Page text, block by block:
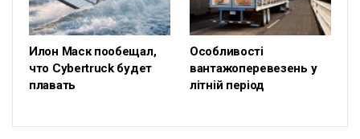
Илон Маск пообещал,
что Cybertruck будет
плавать
Особливості
вантажоперевезень у
літній період